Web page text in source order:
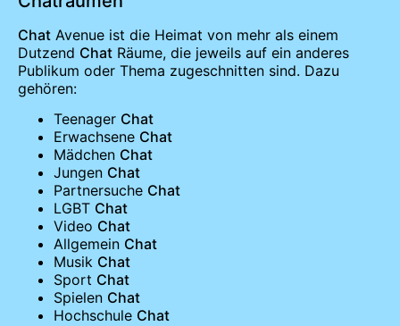
Chat Avenue ist die Heimat von mehr als einem
Dutzend Chat Räume, die jeweils auf ein anderes
Publikum oder Thema zugeschnitten sind. Dazu
gehören:
Teenager Chat
Erwachsene Chat
Mädchen Chat
Jungen Chat
Partnersuche Chat
LGBT Chat
Video Chat
Allgemein Chat
Musik Chat
Sport Chat
Spielen Chat
Hochschule Chat